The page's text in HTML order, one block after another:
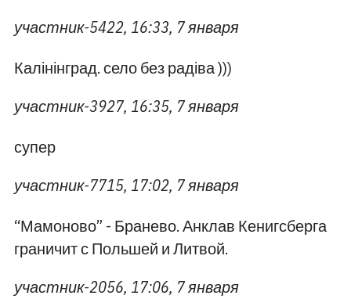
участник-5422, 16:33, 7 января
Калінінград. село без радіва )))
участник-3927, 16:35, 7 января
супер
участник-7715, 17:02, 7 января
“Мамоново” - Бранево. Анклав Кенигсберга
граничит с Польшей и Литвой.
участник-2056, 17:06, 7 января